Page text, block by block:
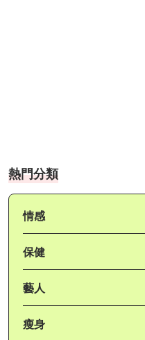
熱門分類
情感
保健
藝人
瘦身